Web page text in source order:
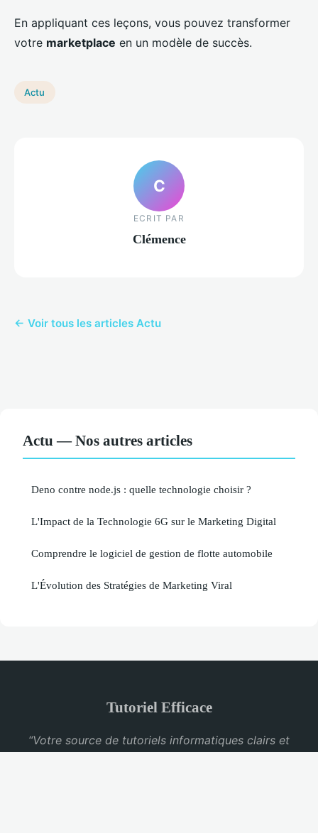
En appliquant ces leçons, vous pouvez transformer
votre marketplace en un modèle de succès.
Actu
C
ECRIT PAR
Clémence
← Voir tous les articles Actu
Actu — Nos autres articles
Deno contre node.js : quelle technologie choisir ?
L'Impact de la Technologie 6G sur le Marketing Digital
Comprendre le logiciel de gestion de flotte automobile
L'Évolution des Stratégies de Marketing Viral
Tutoriel Efficace
“Votre source de tutoriels informatiques clairs et